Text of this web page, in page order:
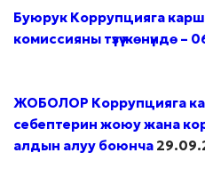
Буюрук Коррупцияга
комиссияны түзүү жөнүндө –
ЖОБОЛОР Коррупцияга
себептерин жоюу жана
алдын алуу боюнча